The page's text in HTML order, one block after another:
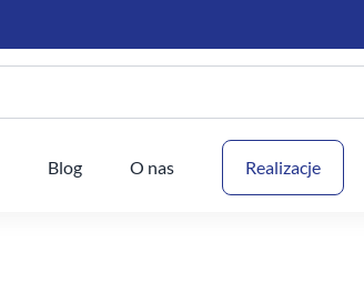
Blog O nas Realizacje